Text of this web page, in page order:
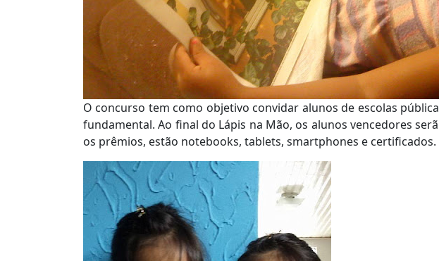
O concurso tem como objetivo convidar alunos de escolas
fundamental. Ao final do Lápis na Mão, os alunos vencedores
os prêmios, estão notebooks, tablets, smartphones e certificados.